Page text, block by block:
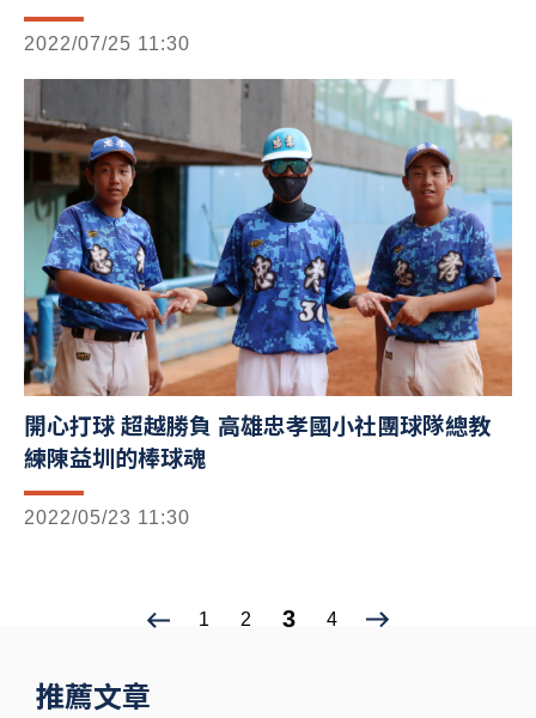
2022/07/25 11:30
開心打球 超越勝負 高雄忠孝國小社團球隊總教
練陳益圳的棒球魂
2022/05/23 11:30
1 2 3 4
推薦文章